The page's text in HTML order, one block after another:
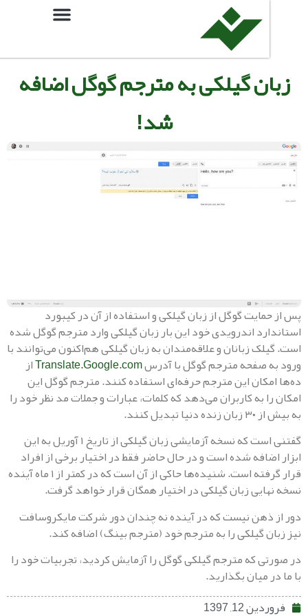
گیلکی به مترجم گوگل اضافه
گوگل از زبان گیلکی و استفاده از آن در کیبورد
اندرویدی خود این بار زبان گیلکی وارد مترجم گوگل شده
زبانان و علاقه‌مندان به زبان گیلکی هم‌اکنون می‌توانند با
صفحه مترجم گوگل با آدرسTranslate.Google.comاز
این مترجم حرفه‌ای استفاده کنند. مترجم گوگل این
به کاربران می‌دهد که کلمات، عبارات و جملات مد نظر خود را
کنند.
گفتنی است که نسخه آزمایشی زبان گیلکی از تاریخ ۱ آوریل به این
شده است و در حال حاضر فقط در اختیار برخی از افراد
قرار گرفته است. شنیده‌ها حاکی از آن است که در کمتر از ۱ ماه آینده
زبان گیلکی در اختیار همگان قرار خواهد گرفت.
نیست که در آینده نه چندان دور شرکت مایکروسافت
گیلکی را به مترجم خود (مترجم بینگ) اضافه کند.
که مترجم گیلکی گوگل را آزمایش کردید، تجربیات خود را
بگذارید.
12, 1397